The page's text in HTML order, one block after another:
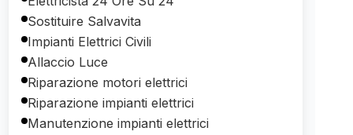
Sostituire Salvavita
Impianti Elettrici Civili
Allaccio Luce
Riparazione motori elettrici
Riparazione impianti elettrici
Manutenzione impianti elettrici